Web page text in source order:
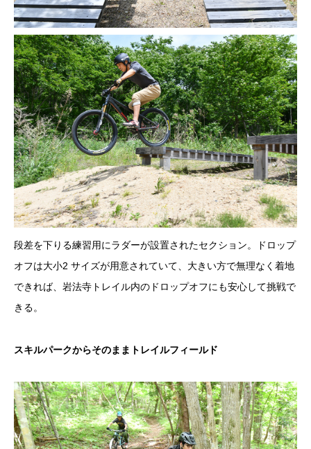
段差を下りる練習用にラダーが設置されたセクション。ドロップ
オフは大小2 サイズが用意されていて、大きい方で無理なく着地
できれば、岩法寺トレイル内のドロップオフにも安心して挑戦で
きる。
スキルパークからそのままトレイルフィールド